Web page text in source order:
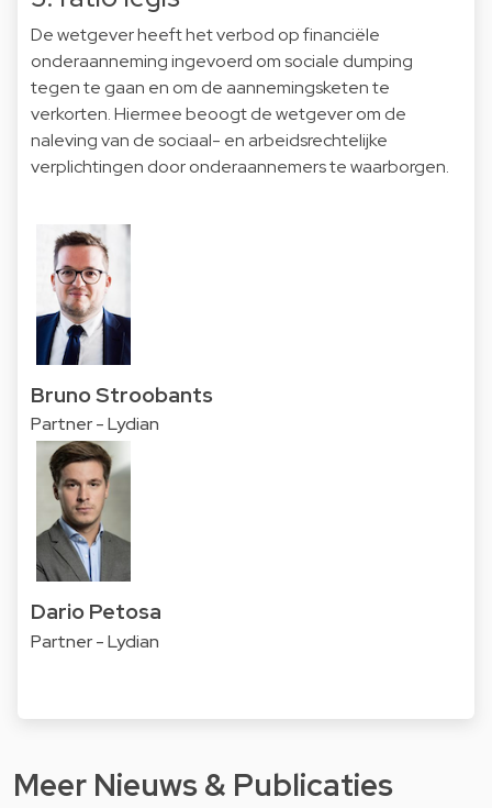
De wetgever heeft het verbod op financiële
onderaanneming ingevoerd om sociale dumping
tegen te gaan en om de aannemingsketen te
verkorten. Hiermee beoogt de wetgever om de
naleving van de sociaal- en arbeidsrechtelijke
verplichtingen door onderaannemers te waarborgen.
Bruno Stroobants
Partner - Lydian
Dario Petosa
Partner - Lydian
Meer Nieuws & Publicaties